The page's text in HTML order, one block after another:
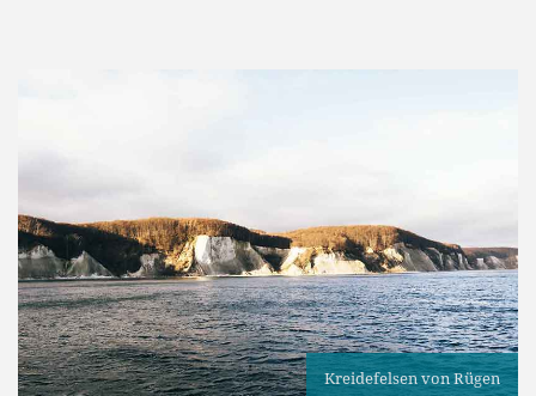
Kreidefelsen von Rügen